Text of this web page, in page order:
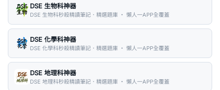
DSE 生物科神器
DSE 生物科秒殺精讀筆記．精選題庫 ・ 懶人一APP全覆蓋
DSE 化學科神器
DSE 化學科秒殺精讀筆記．精選題庫 ・ 懶人一APP全覆蓋
DSE 地理科神器
DSE 地理科秒殺精讀筆記．精選題庫 ・ 懶人一APP全覆蓋